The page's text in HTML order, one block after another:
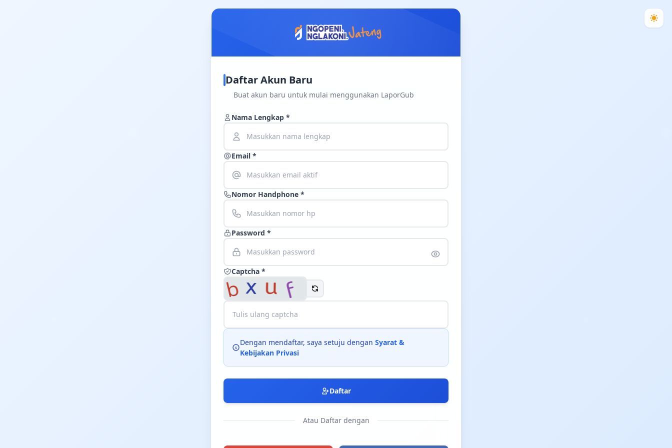
Daftar Akun Baru
Buat akun baru untuk mulai menggunakan LaporGub
Nama Lengkap *
Email *
Nomor Handphone *
Password *
Captcha *
Dengan mendaftar, saya setuju dengan Syarat &
Kebijakan Privasi
Daftar
Atau Daftar dengan